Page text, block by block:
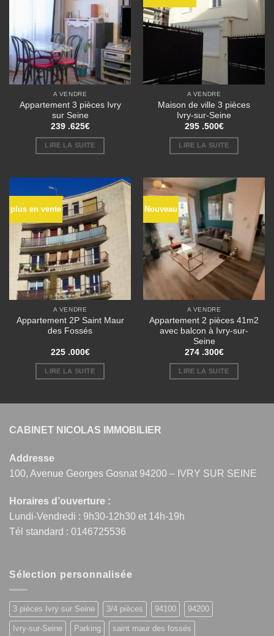
A VENDRE
Appartement 3 pièces Ivry
sur Seine
239 .625€
LIRE LA SUITE
A VENDRE
Maison de ville 3 pièces
Ivry-sur-Seine
295 .500€
LIRE LA SUITE
plus en vente
A VENDRE
Appartement 2P Saint Maur
des Fossés
225 .000€
LIRE LA SUITE
Nouveau
A VENDRE
Appartement 2 pièces 41m2
avec balcon à Ivry-sur-
Seine
274 .300€
LIRE LA SUITE
CABINET NICOLAS IMMOBILIER
Addresse
100, Avenue Georges Gosnat 94200 – IVRY SUR SEINE
Horaires d’ouverture :
Lundi-Vendredi : 9h30-12h30 et 14h-19h
Tél standard : 0146725536
Sélection personnalisée
3 pièces Ivry sur Seine 3/4 pièces 94100 94200
Ivry-sur-Seine Parking saint maur des fossés